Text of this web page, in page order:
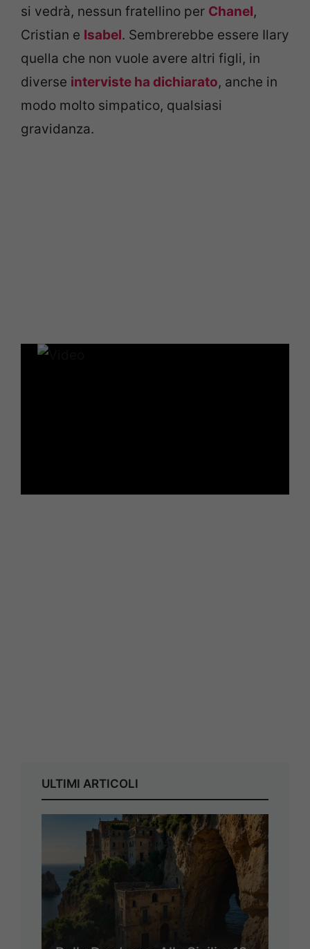
si vedrà, nessun fratellino per Chanel,
Cristian e Isabel. Sembrerebbe essere Ilary
quella che non vuole avere altri figli, in
diverse interviste ha dichiarato, anche in
modo molto simpatico, qualsiasi
gravidanza.
ULTIMI ARTICOLI